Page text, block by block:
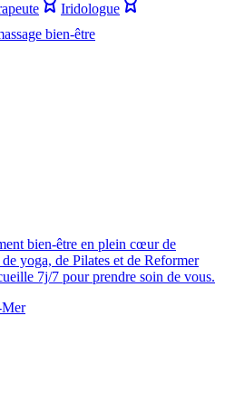
Iridologue
bien-être
bien-être en plein cœur de
yoga, de Pilates et de Reformer
7j/7 pour prendre soin de vous.